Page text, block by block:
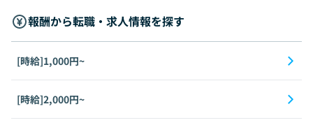
報酬から転職・求人情報を探す
[時給]1,000円~
[時給]2,000円~